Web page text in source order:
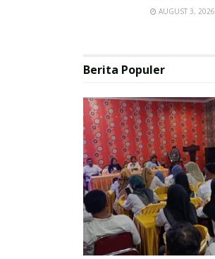
AUGUST 3, 2026
Berita Populer